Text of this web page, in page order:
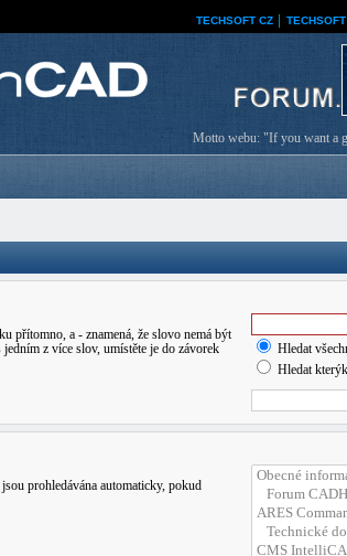
TECHSOFT CZ
Motto webu: "If you want a
přítomno, a - znamená, že slovo nemá být
z více slov, umístěte je do závorek
Hledat
Hledat
prohledávána automaticky, pokud